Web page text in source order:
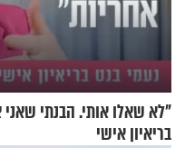
"לא שאלו אותי. הבנתי
בריאיון אישי